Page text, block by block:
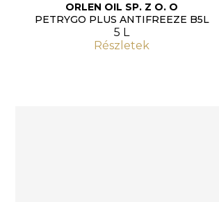
ORLEN OIL SP. Z O. O
PETRYGO PLUS ANTIFREEZE B5L
5 L
Részletek